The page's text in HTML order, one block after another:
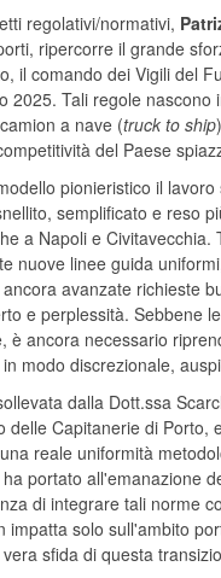
regolativi/normativi,
ripercorre il grande
il comando dei Vigili del
2025. Tali regole
a nave (truck to ship
del Paese
pionieristico il
semplificato e reso
a Napoli e
nuove linee guida
avanzate richieste
e perplessità. Sebbene
è ancora necessario
modo discrezionale,
dalla Dott.ssa
delle Capitanerie di
reale uniformità
portato all'emanazione
di integrare tali norme
impatta solo sull'ambito
sfida di questa